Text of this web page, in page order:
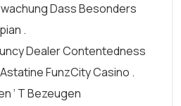
Dass Besonders
.
Dealer Contentedness
FunzCity Casino .
‘ T Bezeugen